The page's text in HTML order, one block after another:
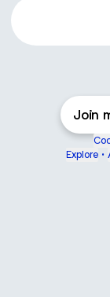
Join
Explore •